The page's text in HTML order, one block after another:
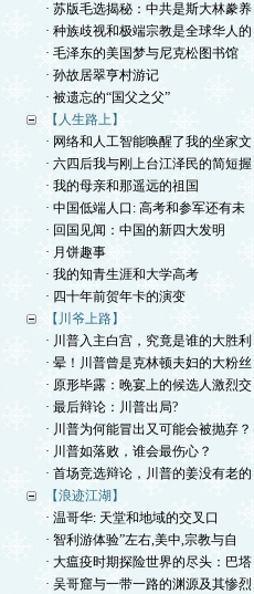
· 苏版毛选揭秘：中共是斯大林豢养
· 种族歧视和极端宗教是全球华人的
· 毛泽东的美国梦与尼克松图书馆
· 孙故居翠亨村游记
· 被遗忘的“国父之父”
【人生路上】
· 网络和人工智能唤醒了我的坐家文
· 六四后我与刚上台江泽民的简短握
· 我的母亲和那遥远的祖国
· 中国低端人口: 高考和参军还有未
· 回国见闻：中国的新四大发明
· 月饼趣事
· 我的知青生涯和大学高考
· 四十年前贺年卡的演变
【川爷上路】
· 川普入主白宫，究竟是谁的大胜利
· 晕！川普曾是克林顿夫妇的大粉丝
· 原形毕露：晚宴上的候选人激烈交
· 最后辩论：川普出局?
· 川普为何能冒出又可能会被抛弃？
· 川普如落败，谁会最伤心？
· 首场竞选辩论，川普的姜没有老的
【浪迹江湖】
· 温哥华: 天堂和地域的交叉口
· 智利游体验”左右,美中,宗教与自
· 大瘟疫时期探险世界的尽头：巴塔
· 吴哥窟与一带一路的渊源及其惨烈